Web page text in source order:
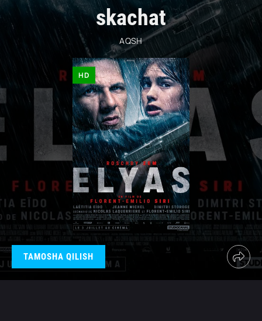
skachat
AQSH
HD
TAMOSHA QILISH